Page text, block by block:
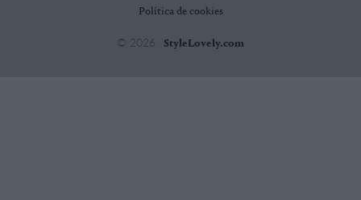
Política de cookies
© 2026 StyleLovely.com